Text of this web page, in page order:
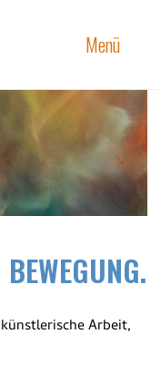
Menü
Arbeit,